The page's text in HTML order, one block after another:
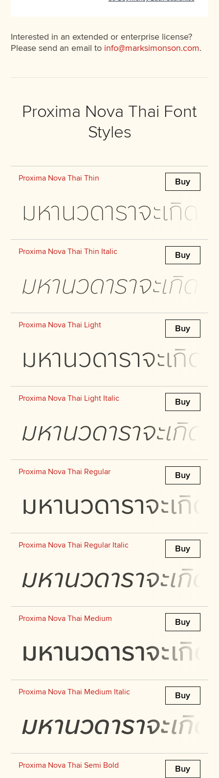
Interested in an extended or enterprise license?
Please send an email to info@marksimonson.com.
Proxima Nova Thai Font
Styles
Proxima Nova Thai Thin Buy
มหานวดาราจะเกิ
Proxima Nova Thai Thin Italic Buy
มหานวดาราจะเกิ
Proxima Nova Thai Light Buy
มหานวดาราจะเกิ
Proxima Nova Thai Light Italic Buy
มหานวดาราจะเกิ
Proxima Nova Thai Regular Buy
มหานวดาราจะเกิ
Proxima Nova Thai Regular Italic Buy
มหานวดาราจะเกิ
Proxima Nova Thai Medium Buy
มหานวดาราจะเ
Proxima Nova Thai Medium Italic Buy
มหานวดาราจะเกิ
Proxima Nova Thai Semi Bold Buy